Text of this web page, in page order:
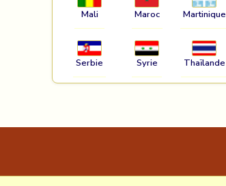
Mali Maroc Martinique
Serbie Syrie Thaïlande